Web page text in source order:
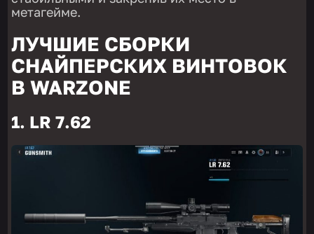
метагейме.
ЛУЧШИЕ СБОРКИ
СНАЙПЕРСКИХ ВИНТОВОК
В WARZONE
1. LR 7.62